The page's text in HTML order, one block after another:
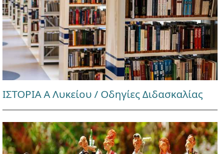
ΙΣΤΟΡΙΑ Α Λυκείου / Οδηγίες Διδασκαλίας